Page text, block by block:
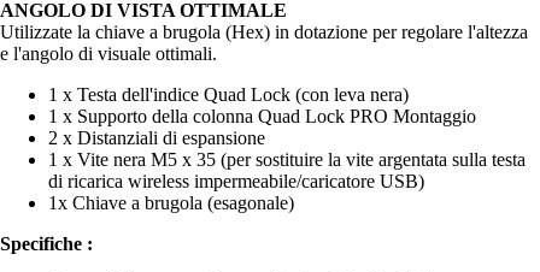
ANGOLO DI VISTA OTTIMALE
Utilizzate la chiave a brugola (Hex) in dotazione per regolare l'altezza
e l'angolo di visuale ottimali.
1 x Testa dell'indice Quad Lock (con leva nera)
1 x Supporto della colonna Quad Lock PRO Montaggio
2 x Distanziali di espansione
1 x Vite nera M5 x 35 (per sostituire la vite argentata sulla testa
di ricarica wireless impermeabile/caricatore USB)
1x Chiave a brugola (esagonale)
Specifiche :